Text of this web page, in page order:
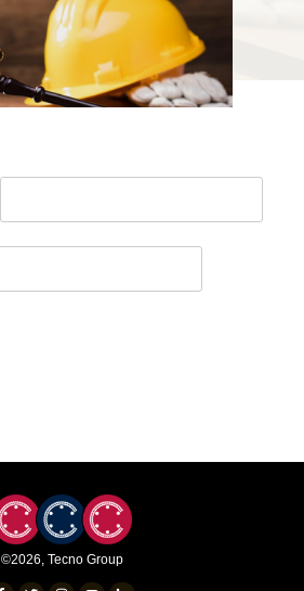
©2026 Tecno Group